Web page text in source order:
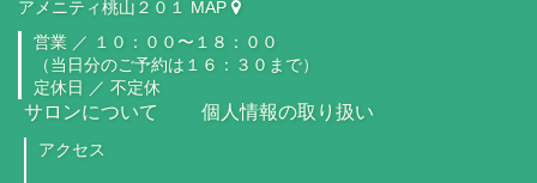
アメニティ桃山２０１
MAP
営業 ／
１０：００〜１８：００
（当日分のご予約は１６：３０まで）
定休日 ／ 不定休
サロンについて
アクセス
個人情報の取り扱い